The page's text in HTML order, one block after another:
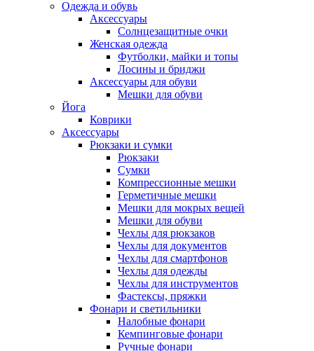
Одежда и обувь
Аксессуары
Солнцезащитные очки
Женская одежда
Футболки, майки и топы
Лосины и бриджи
Аксессуары для обуви
Мешки для обуви
Йога
Коврики
Аксессуары
Рюкзаки и сумки
Рюкзаки
Сумки
Компрессионные мешки
Герметичные мешки
Мешки для мокрых вещей
Мешки для обуви
Чехлы для рюкзаков
Чехлы для документов
Чехлы для смартфонов
Чехлы для одежды
Чехлы для инструментов
Фастексы, пряжки
Фонари и светильники
Налобные фонари
Кемпинговые фонари
Ручные фонари